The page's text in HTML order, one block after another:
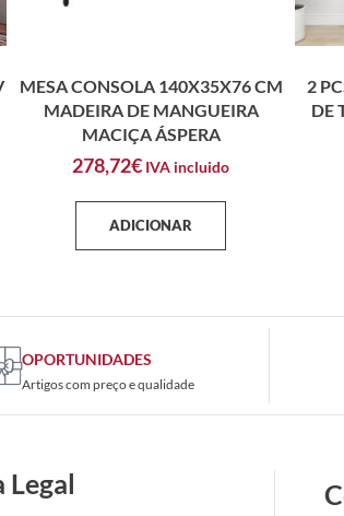
MESA CONSOLA 140X35X76 CM
MADEIRA DE MANGUEIRA
MACIÇA ÁSPERA
278,72€ IVA incluido
ADICIONAR
2
DE
OPORTUNIDADES
Artigos com preço e qualidade
Legal